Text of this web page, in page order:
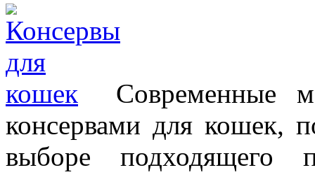
Современные
консервами для кошек,
выборе подходящего